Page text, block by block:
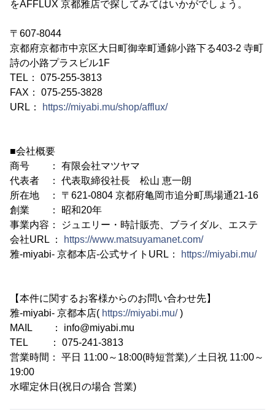
をAFFLUX 京都雅店で探してみてはいかがでしょう。
〒607-8044
京都府京都市中京区大日町御幸町通錦小路下る403-2 寺町
詩の小路プラスビル1F
TEL： 075-255-3813
FAX： 075-255-3828
URL：
https://miyabi.mu/shop/afflux/
■会社概要
商号 ： 有限会社マツヤマ
代表者 ： 代表取締役社長 松山 恵一朗
所在地 ： 〒621-0804 京都府亀岡市追分町馬場通21-16
創業 ： 昭和20年
事業内容： ジュエリー・時計販売、ブライダル、エステ
会社URL ：
https://www.matsuyamanet.com/
雅-miyabi- 京都本店-公式サイトURL：
https://miyabi.mu/
【本件に関するお客様からのお問い合わせ先】
雅-miyabi- 京都本店( https://miyabi.mu/)
MAIL ： info@miyabi.mu
TEL ： 075-241-3813
営業時間： 平日 11:00～18:00(時短営業)／土日祝 11:00～
19:00
水曜定休日(祝日の場合 営業)